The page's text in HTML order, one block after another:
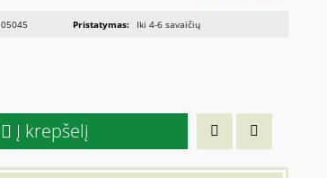
Pristatymas: Iki 4-6 savaičių
Į krepšelį